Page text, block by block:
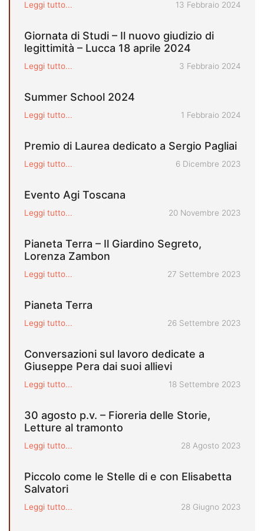
Leggi tutto... Pubblicato il
13 Febbraio 2024
Giornata di Studi – Il nuovo giudizio di
legittimità – Lucca 18 aprile 2024
Leggi tutto... Pubblicato il
3 Febbraio 2024
Summer School 2024
Leggi tutto... Pubblicato il
1 Febbraio 2024
Premio di Laurea dedicato a Sergio Pagliai
Leggi tutto... Pubblicato il
6 Dicembre 2023
Evento Agi Toscana
Leggi tutto... Pubblicato il
20 Novembre 2023
Pianeta Terra – Il Giardino Segreto,
Lorenza Zambon
Leggi tutto... Pubblicato il
27 Settembre 2023
Pianeta Terra
Leggi tutto... Pubblicato il
26 Settembre 2023
Conversazioni sul lavoro dedicate a
Giuseppe Pera dai suoi allievi
Leggi tutto... Pubblicato il
18 Settembre 2023
30 agosto p.v. – Fioreria delle Storie,
Letture al tramonto
Leggi tutto... Pubblicato il
28 Agosto 2023
Piccolo come le Stelle di e con Elisabetta
Salvatori
Leggi tutto... Pubblicato il
28 Giugno 2023